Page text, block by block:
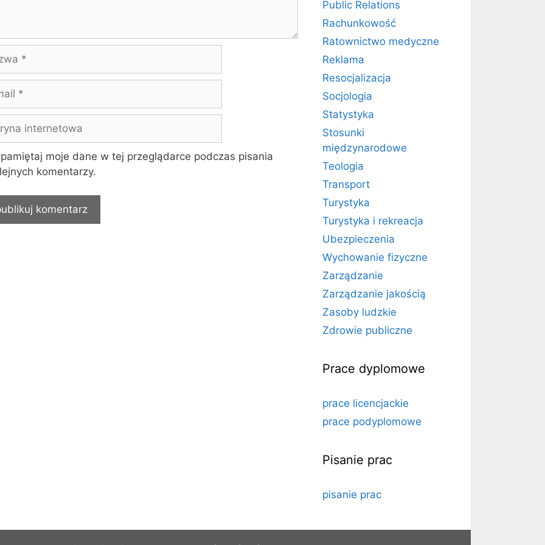
moje dane w tej przeglądarce podczas pisania
komentarzy.
Public Relations
Rachunkowość
Ratownictwo medyczne
Reklama
Resocjalizacja
Socjologia
Statystyka
Stosunki
międzynarodowe
Teologia
Transport
Turystyka
Turystyka i rekreacja
Ubezpieczenia
Wychowanie fizyczne
Zarządzanie
Zarządzanie jakością
Zasoby ludzkie
Zdrowie publiczne
Prace dyplomowe
prace licencjackie
prace podyplomowe
Pisanie prac
pisanie prac